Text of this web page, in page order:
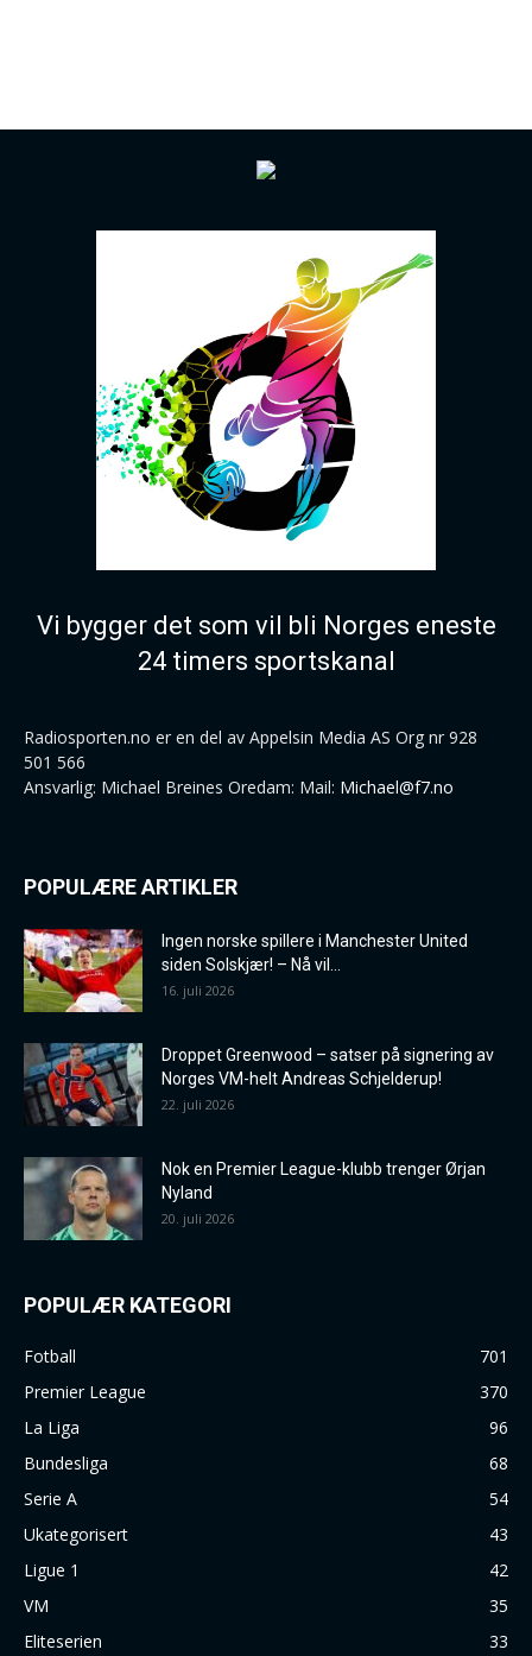
Vi bygger det som vil bli Norges eneste
24 timers sportskanal
Radiosporten.no er en del av Appelsin Media AS Org nr 928
501 566
Ansvarlig: Michael Breines Oredam: Mail: Michael@f7.no
POPULÆRE ARTIKLER
Ingen norske spillere i Manchester United
siden Solskjær! – Nå vil...
16. juli 2026
Droppet Greenwood – satser på signering av
Norges VM-helt Andreas Schjelderup!
22. juli 2026
Nok en Premier League-klubb trenger Ørjan
Nyland
20. juli 2026
POPULÆR KATEGORI
Fotball
701
Premier League
370
La Liga
96
Bundesliga
68
Serie A
54
Ukategorisert
43
Ligue 1
42
VM
35
Eliteserien
33